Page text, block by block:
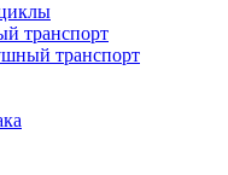
транспорт
транспорт